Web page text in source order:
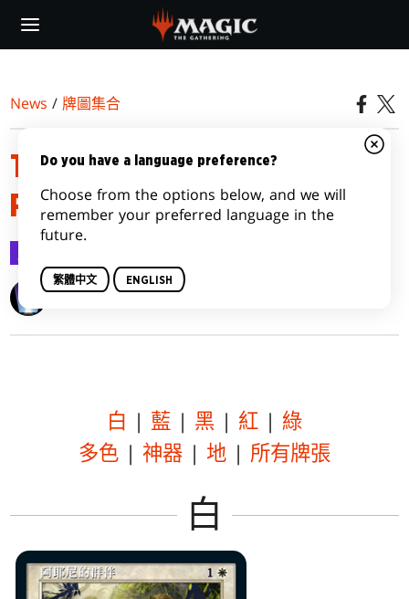
main
News / 牌圖集合
TIME SPIRAL REMASTERED
PROMO AND BONUS SHEET
Wizards of the Coast
白 | 藍 | 黑 | 紅 | 綠
多色 | 神器 | 地 | 所有牌張
白
Do you have a language preference?
Choose from the options below, and we will
remember your preferred language in the
future.
繁體中文 ENGLISH